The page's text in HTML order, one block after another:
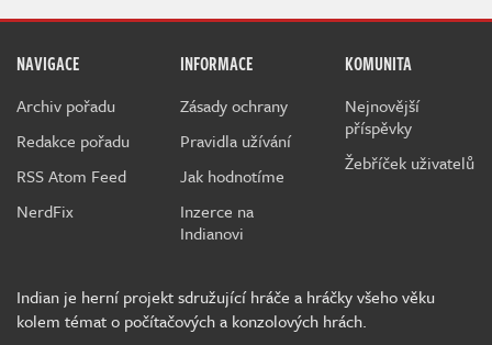
NAVIGACE
Archiv pořadu
Redakce pořadu
RSS Atom Feed
NerdFix
INFORMACE
Zásady ochrany
Pravidla užívání
Jak hodnotíme
Inzerce na
Indianovi
KOMUNITA
Nejnovější
příspěvky
Žebříček uživatelů
Indian je herní projekt sdružující hráče a hráčky všeho věku
kolem témat o počítačových a konzolových hrách.